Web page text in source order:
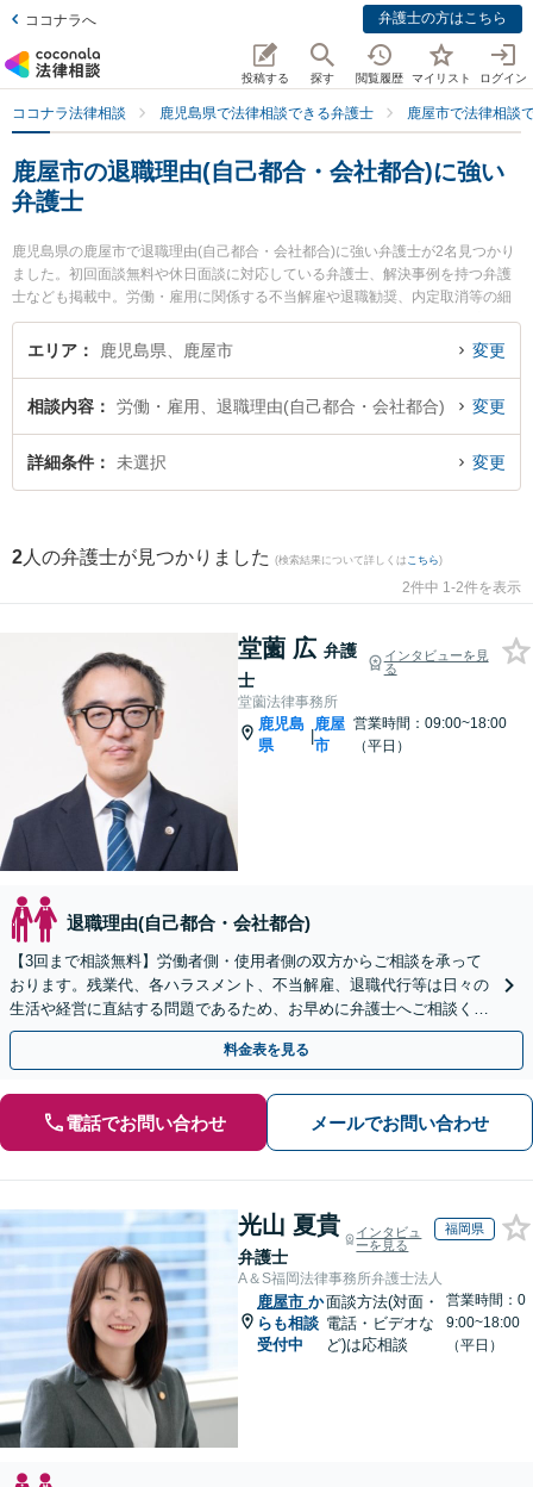
ココナラへ 弁護士の方はこちら
投稿する 探す 閲覧履歴 マイリスト ログイン
ココナラ法律相談 鹿児島県で法律相談できる弁護士 鹿屋市で法律相談
鹿屋市の退職理由(自己都合・会社都合)に強い
弁護士
鹿児島県の鹿屋市で退職理由(自己都合・会社都合)に強い弁護士が2名見つかり
ました。初回面談無料や休日面談に対応している弁護士、解決事例を持つ弁護
士なども掲載中。労働・雇用に関係する不当解雇や退職勧奨、内定取消等の細
かな分野での絞り込み検索もでき便利です。特に堂薗法律事務所の堂薗 広弁護
士や弁護士法人笹川法律事務所 鹿屋支所の笹川 竜伴弁護士のプロフィール情報
『退職理由(自己都合・会社都合)のトラブル解決の実績豊富な近くの弁護士を検
索したい』『初回相談無料で退職理由(自己都合・会社都合)を法律相談できる鹿
屋市内の弁護士に相談予約したい』などでお困りの相談者さんにおすすめで
エリア 鹿児島県、鹿屋市 変更
相談内容 労働・雇用、退職理由(自己都合・会社都合) 変更
詳細条件 未選択 変更
2 人の弁護士が見つかりました (検索結果について詳しくは こちら)
2件中 1-2件を表示
堂薗 広 弁護
士
インタビューを見
る
堂薗法律事務所
鹿児島
県
|
鹿屋
市
営業時間：09:00~18:00
（平日）
退職理由(自己都合・会社都合)
【3回まで相談無料】労働者側・使用者側の双方からご相談を承って
おります。残業代、各ハラスメント、不当解雇、退職代行等は日々の
生活や経営に直結する問題であるため、お早めに弁護士へご相談くだ
さい。状況を整理し、最善の解決策をご提案します。
料金表を見る
電話でお問い合わせ メールでお問い合わせ
光山 夏貴
弁護士
インタビュ
ーを見る
福岡県
A＆S福岡法律事務所弁護士法人
鹿屋市 か
らも相談
受付中
面談方法(対面・
電話・ビデオな
ど)は応相談
営業時間：0
9:00~18:00
（平日）